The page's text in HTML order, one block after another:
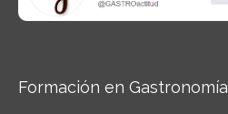
Formación en Gastronomía